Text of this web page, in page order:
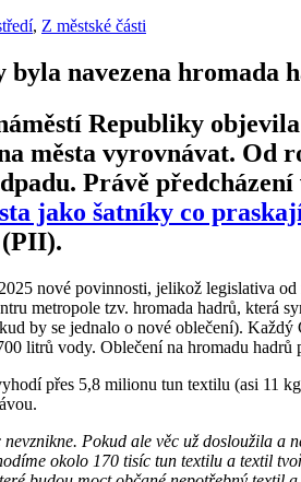
, Z městské části
byla navezena
Republiky
města vyrovnávat. Od
Právě
jako šatníky co
nové povinnosti, jelikož legislativa
metropole tzv. hromada hadrů, která
by se jednalo o nové oblečení).
litrů vody. Oblečení na hromadu
přes 5,8 milionu tun textilu (asi 11
nevznikne. Pokud ale věc už dosloužila
okolo 170 tisíc tun textilu a textil